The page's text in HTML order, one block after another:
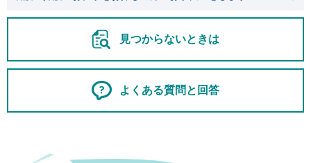
見つからないときは
よくある質問と回答